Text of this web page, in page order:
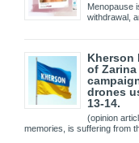
Menopause
withdrawal,
Kherson
of
drones
13-14.
(opinion
memories, is suffering from